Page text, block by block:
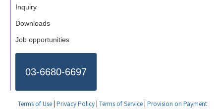
Inquiry
Downloads
Job opportunities
03-6680-6697
Terms of Use| Privacy Policy| Terms of Service| Provision on Payment